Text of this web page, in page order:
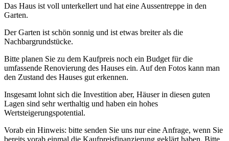
Das Haus ist voll unterkellert und hat eine Aussentreppe in den
Garten.
Der Garten ist schön sonnig und ist etwas breiter als die
Nachbargrundstücke.
Bitte planen Sie zu dem Kaufpreis noch ein Budget für die
umfassende Renovierung des Hauses ein. Auf den Fotos kann man
den Zustand des Hauses gut erkennen.
Insgesamt lohnt sich die Investition aber, Häuser in diesen guten
Lagen sind sehr werthaltig und haben ein hohes
Wertsteigerungspotential.
Vorab ein Hinweis: bitte senden Sie uns nur eine Anfrage, wenn Sie
bereits vorab einmal die Kaufpreisfinanzierung geklärt haben. Bitte